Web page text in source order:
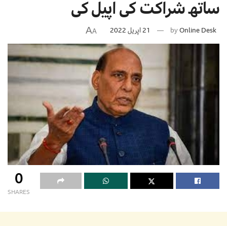
ساتھ شراکت کی اپیل کی
byOnline Desk 21 اپریل 2022 A
A
0
SHARES